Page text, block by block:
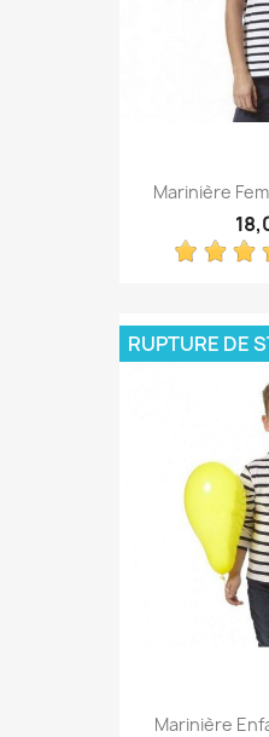
Marinière
Marinière
RUPTURE DE